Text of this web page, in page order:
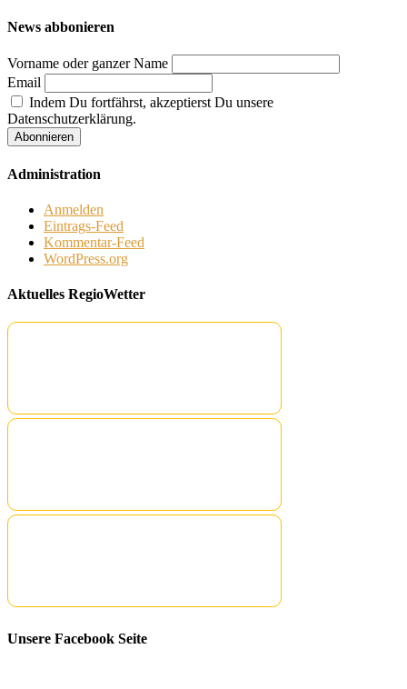
News abbonieren
Vorname oder ganzer Name
Email
Indem Du fortfährst, akzeptierst Du unsere
Datenschutzerklärung.
Administration
Anmelden
Eintrags-Feed
Kommentar-Feed
WordPress.org
Aktuelles RegioWetter
Unsere Facebook Seite